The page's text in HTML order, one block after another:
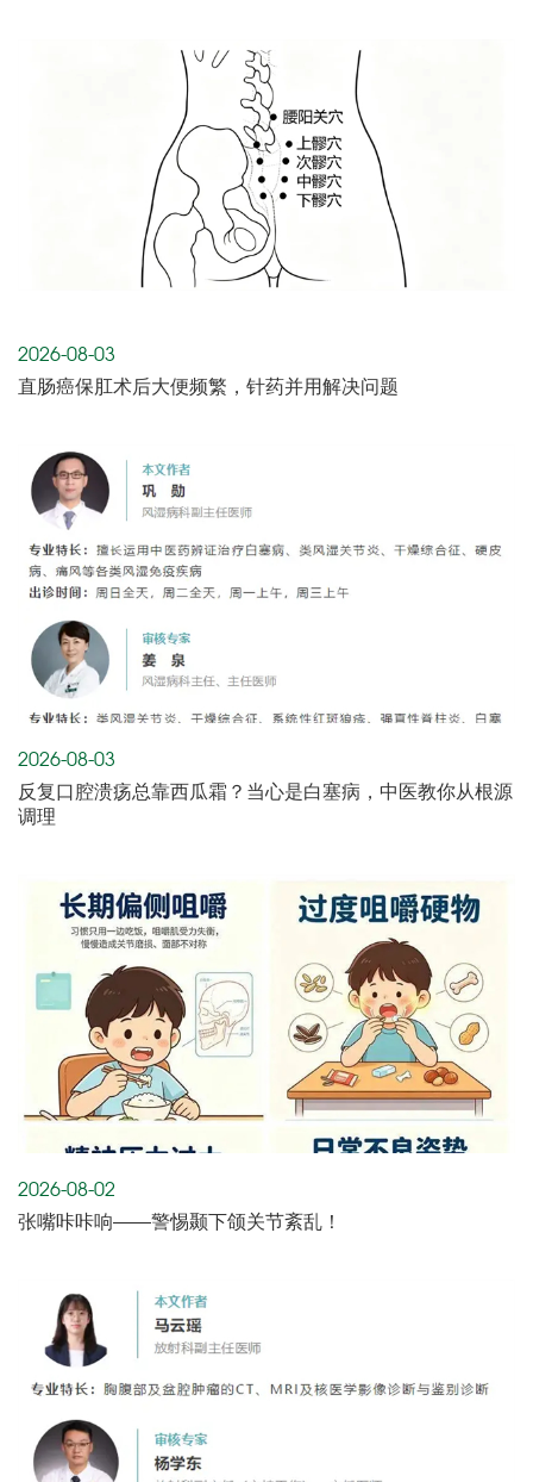
2026-08-03
直肠癌保肛术后大便频繁，针药并用解决问题
2026-08-03
反复口腔溃疡总靠西瓜霜？当心是白塞病，中医教你从根源
调理
2026-08-02
张嘴咔咔响——警惕颞下颌关节紊乱！